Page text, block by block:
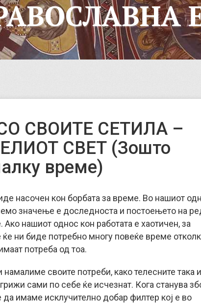
СВОИТЕ СЕТИЛА –
СВЕТ (Зошто
време)
насочен кон борбата за време. Во нашиот
значење е доследноста и постоењето на
нашиот однос кон работата е хаотичен, за
ни биде потребно многу повеќе време
потреба од тоа.
намалиме своите потреби, како телесните така и
сами по себе ќе исчезнат. Кога станува
имаме исклучително добар филтер кој е во